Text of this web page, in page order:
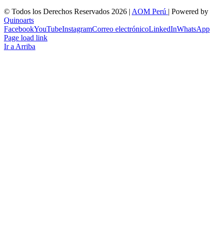
© Todos los Derechos Reservados 2026 | AOM Perú | Powered by
Quinoarts
FacebookYouTubeInstagramCorreo electrónicoLinkedInWhatsApp
Page load link
Ir a Arriba